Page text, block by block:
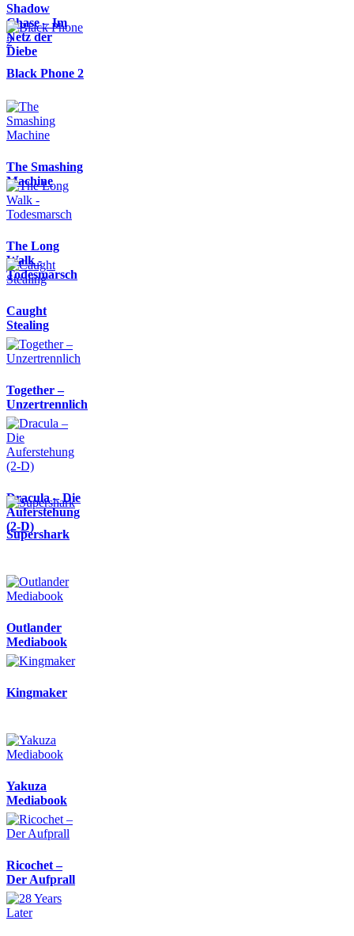
Shadow
Chase – Im
Netz der
Diebe
Black Phone 2
The Smashing
Machine
The Long
Walk -
Todesmarsch
Caught
Stealing
Together –
Unzertrennlich
Dracula – Die
Auferstehung
(2-D)
Supershark
Outlander
Mediabook
Kingmaker
Yakuza
Mediabook
Ricochet –
Der Aufprall